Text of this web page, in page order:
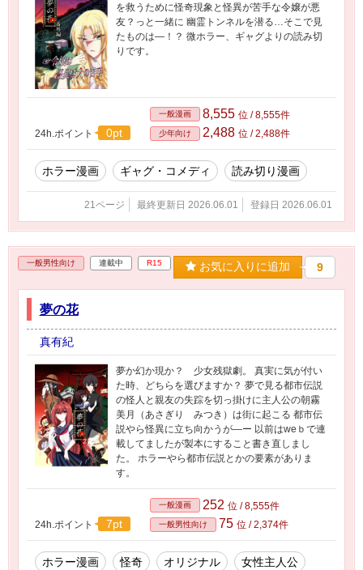
を救うために怪奇現象と怪異が苦手な令嬢が悪
友？っと一緒に 幽霊トンネルを潜る…そこで見
たものは―！？ 微ホラー、ギャグよりの読み切
りです。
24h.ポイント 0pt
一般漫画 8,555 位 / 8,555件
少年向け 2,488 位 / 2,488件
ホラー漫画 ギャグ・コメディ 読み切り漫画
21ページ 最終更新日 2026.06.01 登録日 2026.06.01
一般男性向け 連載中 R15 お気に入りに追加 9
夢の花
真有紀
夢か幻か現か？ 少女残獄劇。 真実に気が付い
た時、どちらを選びますか？ 夢で見る都市伝説
の怪人と親友の失踪を切っ掛けに主人公の朝霧
美月（あさぎり みつき）は街に起こる 都市伝
説やら怪異に立ち向かうが―ー 以前はweｂで連
載してましたが製本にすること書き直しまし
た。 ホラーやら都市伝説とかの要素がありま
す。
24h.ポイント 7pt
一般漫画 252 位 / 8,555件
一般男性向け 75 位 / 2,374件
ホラー漫画 怪奇 オリジナル 女性主人公